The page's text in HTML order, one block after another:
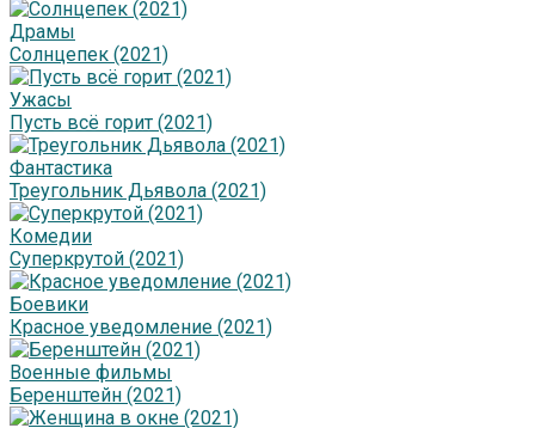
Драмы
Солнцепек (2021)
Ужасы
Пусть всё горит (2021)
Фантастика
Треугольник Дьявола (2021)
Комедии
Суперкрутой (2021)
Боевики
Красное уведомление (2021)
Военные фильмы
Беренштейн (2021)